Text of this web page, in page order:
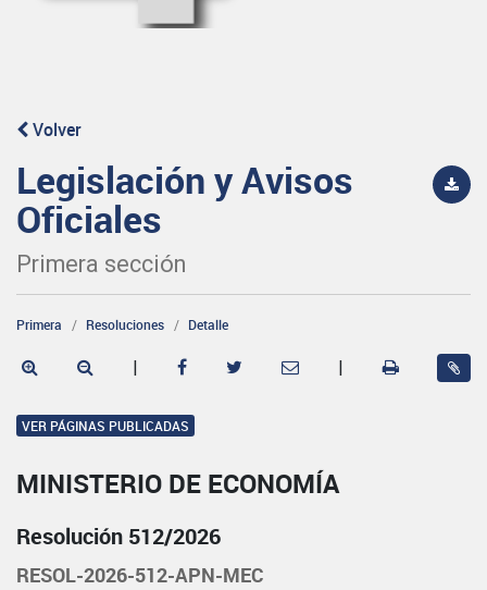
Volver
Legislación y Avisos
Oficiales
Primera sección
Primera Resoluciones Detalle
| |
VER PÁGINAS PUBLICADAS
MINISTERIO DE ECONOMÍA
Resolución 512/2026
RESOL-2026-512-APN-MEC